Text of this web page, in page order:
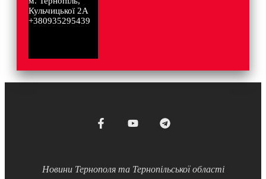
Кульчицької 2А
+380935295439
Новини Тернополя та Тернопільської області